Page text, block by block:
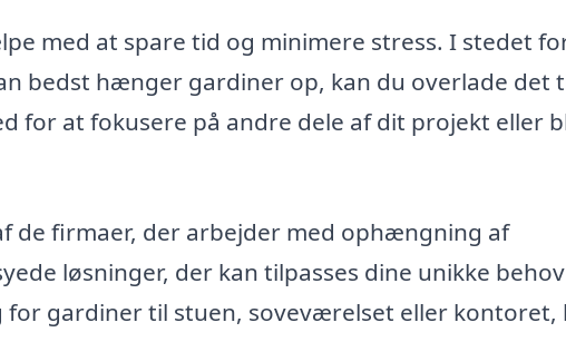
med at spare tid og minimere stress. I stedet
bedst hænger gardiner op, kan du overlade det
for at fokusere på andre dele af dit projekt eller
de firmaer, der arbejder med ophængning af
løsninger, der kan tilpasses dine unikke
gardiner til stuen, soveværelset eller kontoret,